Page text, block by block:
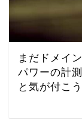
まだドメイ
パワーの計
と気が付こう